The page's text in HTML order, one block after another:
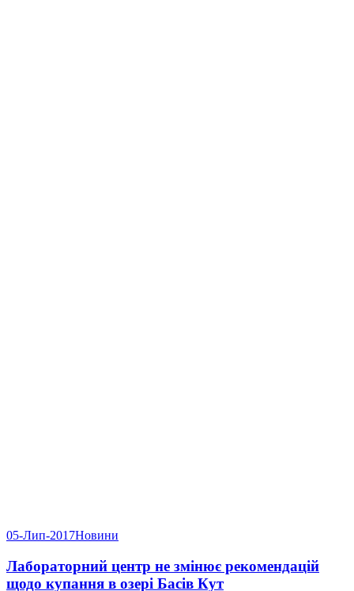
05-Лип-2017Новини
Лабораторний центр не змінює рекомендацій
щодо купання в озері Басів Кут